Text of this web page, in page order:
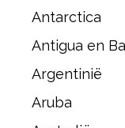
Antarctica
Antigua en
Argentinië
Aruba